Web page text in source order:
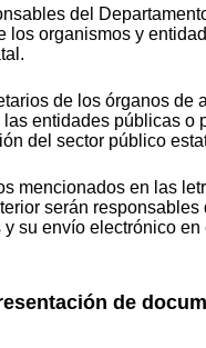
del
los organismos y
de los órganos de
entidades públicas o
del sector público
mencionados en las
serán
y su envío electrónico en
de